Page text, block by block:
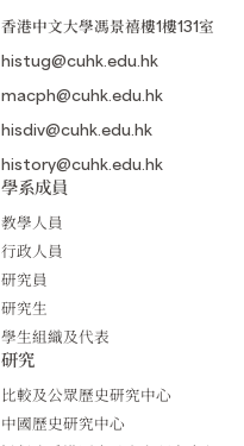
香港中文大學馮景禧樓1樓131室
histug@cuhk.edu.hk
macph@cuhk.edu.hk
hisdiv@cuhk.edu.hk
history@cuhk.edu.hk
學系成員
教學人員
行政人員
研究員
研究生
學生組織及代表
研究
比較及公眾歷史研究中心
中國歷史研究中心